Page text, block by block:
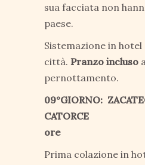
sua facciata non
paese.
Sistemazione in hotel
città. Pranzo incluso
pernottamento.
09°GIORNO:
CATORCE km
ore
Prima colazione in